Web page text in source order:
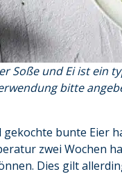
Soße und Ei ist ein
bitte
gekochte bunte
zwei Wochen
Dies gilt